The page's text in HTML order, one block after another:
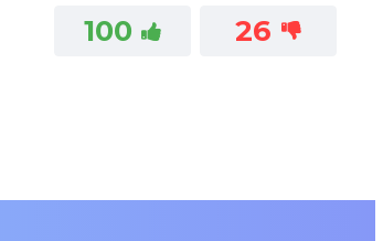
100 26